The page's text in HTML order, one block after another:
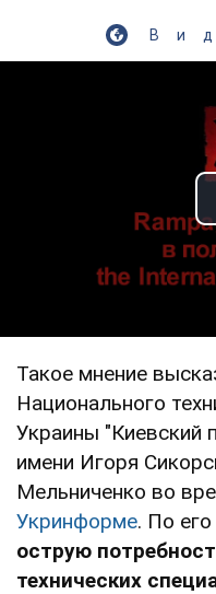
Такое мнение
Национального
Украины "Киевский
имени Игоря
Мельниченко во
Укринформе. По
острую
технических